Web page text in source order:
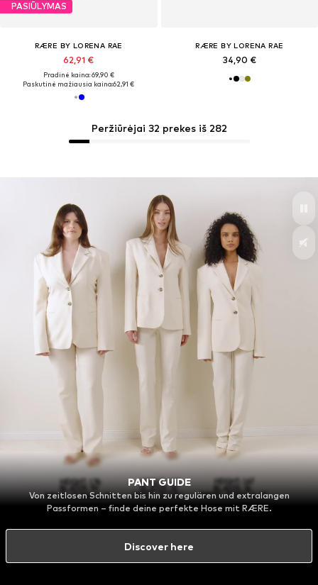
PASIŪLYMAS
RÆRE BY LORENA RAE
62,91 €
Pradinė kaina: 69,90 €
Paskutinė mažiausia kaina:62,91 €
RÆRE BY LORENA RAE
34,90 €
Peržiūrėjai 32 prekes iš 282
PANT GUIDE
Von zeitlosen Schnitten bis hin zu regulären und extralangen
Passformen – finde deine perfekte Hose mit RÆRE.
Discover here